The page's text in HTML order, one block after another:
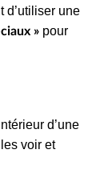
d’utiliser une
» pour
d’une
voir et